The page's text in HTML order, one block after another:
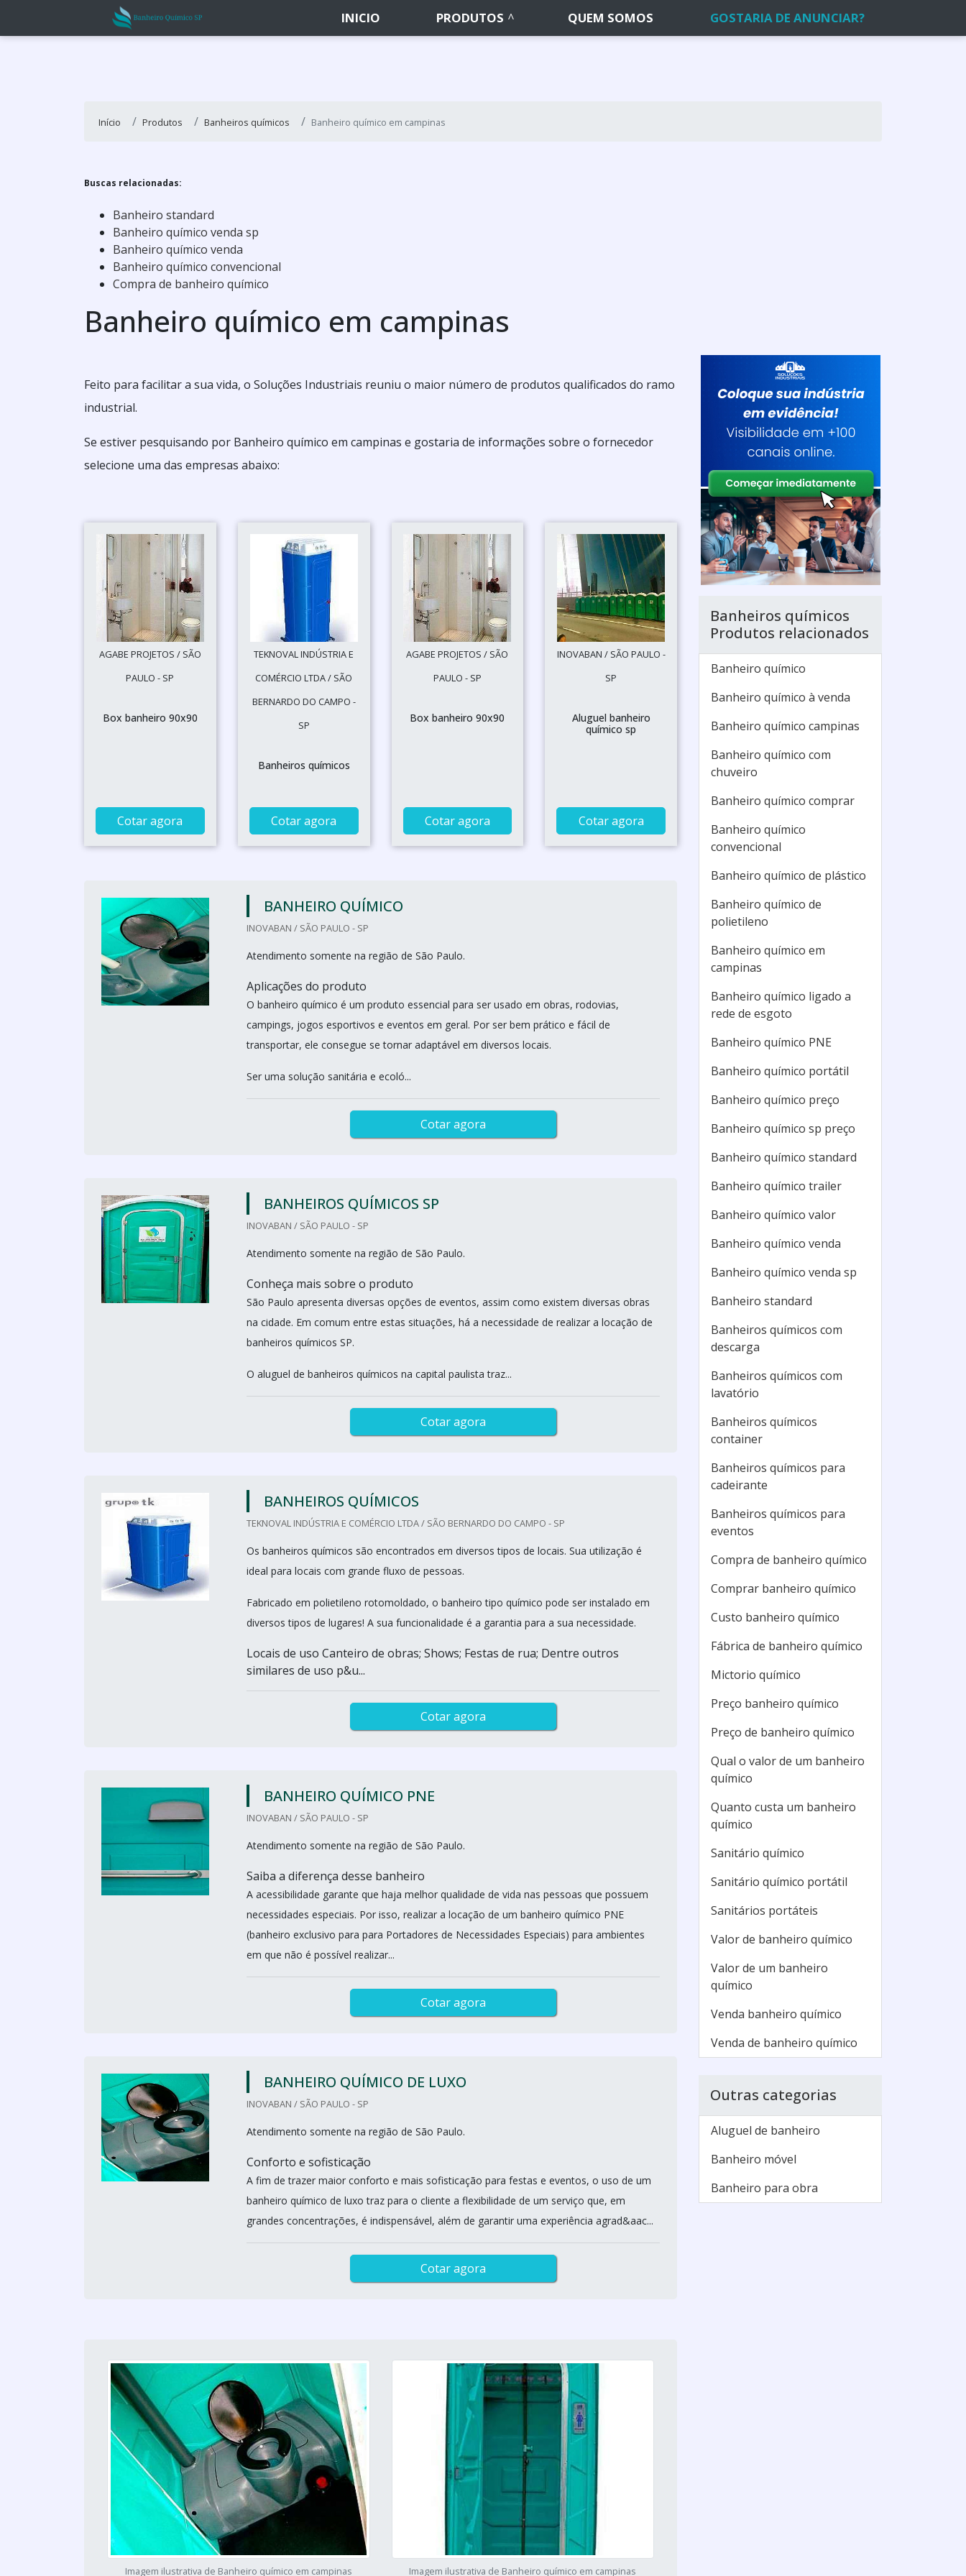
INICIO PRODUTOS QUEM SOMOS GOSTARIA DE ANUNCIAR?
Início Produtos Banheiros químicos Banheiro químico em campinas
Buscas relacionadas:
Banheiro standard
Banheiro químico venda sp
Banheiro químico venda
Banheiro químico convencional
Compra de banheiro químico
Banheiro químico em campinas
Feito para facilitar a sua vida, o Soluções Industriais reuniu o maior número de produtos qualificados do ramo
industrial.
Se estiver pesquisando por Banheiro químico em campinas e gostaria de informações sobre o fornecedor
selecione uma das empresas abaixo:
AGABE PROJETOS / SÃO
PAULO - SP
Box banheiro 90x90
Cotar agora
TEKNOVAL INDÚSTRIA E
COMÉRCIO LTDA / SÃO
BERNARDO DO CAMPO -
SP
Banheiros químicos
Cotar agora
AGABE PROJETOS / SÃO
PAULO - SP
Box banheiro 90x90
Cotar agora
INOVABAN / SÃO PAULO -
SP
Aluguel banheiro
químico sp
Cotar agora
BANHEIRO QUÍMICO
INOVABAN / SÃO PAULO - SP
Atendimento somente na região de São Paulo.
Aplicações do produto
O banheiro químico é um produto essencial para ser usado em obras, rodovias,
campings, jogos esportivos e eventos em geral. Por ser bem prático e fácil de
transportar, ele consegue se tornar adaptável em diversos locais.
Ser uma solução sanitária e ecoló...
Cotar agora
BANHEIROS QUÍMICOS SP
INOVABAN / SÃO PAULO - SP
Atendimento somente na região de São Paulo.
Conheça mais sobre o produto
São Paulo apresenta diversas opções de eventos, assim como existem diversas obras
na cidade. Em comum entre estas situações, há a necessidade de realizar a locação de
banheiros químicos SP.
O aluguel de banheiros químicos na capital paulista traz...
Cotar agora
BANHEIROS QUÍMICOS
TEKNOVAL INDÚSTRIA E COMÉRCIO LTDA / SÃO BERNARDO DO CAMPO - SP
Os banheiros químicos são encontrados em diversos tipos de locais. Sua utilização é
ideal para locais com grande fluxo de pessoas.
Fabricado em polietileno rotomoldado, o banheiro tipo químico pode ser instalado em
diversos tipos de lugares! A sua funcionalidade é a garantia para a sua necessidade.
Locais de uso Canteiro de obras; Shows; Festas de rua; Dentre outros
similares de uso p&u...
Cotar agora
BANHEIRO QUÍMICO PNE
INOVABAN / SÃO PAULO - SP
Atendimento somente na região de São Paulo.
Saiba a diferença desse banheiro
A acessibilidade garante que haja melhor qualidade de vida nas pessoas que possuem
necessidades especiais. Por isso, realizar a locação de um banheiro químico PNE
(banheiro exclusivo para para Portadores de Necessidades Especiais) para ambientes
em que não é possível realizar...
Cotar agora
BANHEIRO QUÍMICO DE LUXO
INOVABAN / SÃO PAULO - SP
Atendimento somente na região de São Paulo.
Conforto e sofisticação
A fim de trazer maior conforto e mais sofisticação para festas e eventos, o uso de um
banheiro químico de luxo traz para o cliente a flexibilidade de um serviço que, em
grandes concentrações, é indispensável, além de garantir uma experiência agrad&aac...
Cotar agora
Imagem ilustrativa de Banheiro químico em campinas Imagem ilustrativa de Banheiro químico em campinas
Banheiros químicos
Produtos relacionados
Banheiro químico
Banheiro químico à venda
Banheiro químico campinas
Banheiro químico com
chuveiro
Banheiro químico comprar
Banheiro químico
convencional
Banheiro químico de plástico
Banheiro químico de
polietileno
Banheiro químico em
campinas
Banheiro químico ligado a
rede de esgoto
Banheiro químico PNE
Banheiro químico portátil
Banheiro químico preço
Banheiro químico sp preço
Banheiro químico standard
Banheiro químico trailer
Banheiro químico valor
Banheiro químico venda
Banheiro químico venda sp
Banheiro standard
Banheiros químicos com
descarga
Banheiros químicos com
lavatório
Banheiros químicos
container
Banheiros químicos para
cadeirante
Banheiros químicos para
eventos
Compra de banheiro químico
Comprar banheiro químico
Custo banheiro químico
Fábrica de banheiro químico
Mictorio químico
Preço banheiro químico
Preço de banheiro químico
Qual o valor de um banheiro
químico
Quanto custa um banheiro
químico
Sanitário químico
Sanitário químico portátil
Sanitários portáteis
Valor de banheiro químico
Valor de um banheiro
químico
Venda banheiro químico
Venda de banheiro químico
Outras categorias
Aluguel de banheiro
Banheiro móvel
Banheiro para obra